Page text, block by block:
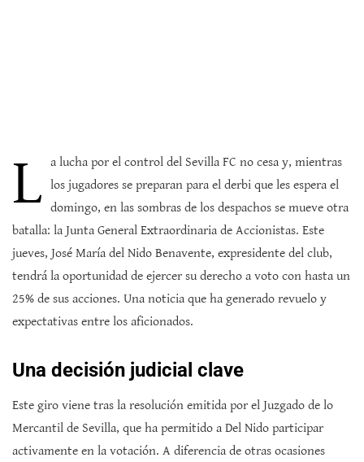
L a lucha por el control del Sevilla FC no cesa y, mientras
los jugadores se preparan para el derbi que les espera el
domingo, en las sombras de los despachos se mueve otra
batalla: la Junta General Extraordinaria de Accionistas. Este
jueves, José María del Nido Benavente, expresidente del club,
tendrá la oportunidad de ejercer su derecho a voto con hasta un
25% de sus acciones. Una noticia que ha generado revuelo y
expectativas entre los aficionados.
Una decisión judicial clave
Este giro viene tras la resolución emitida por el Juzgado de lo
Mercantil de Sevilla, que ha permitido a Del Nido participar
activamente en la votación. A diferencia de otras ocasiones